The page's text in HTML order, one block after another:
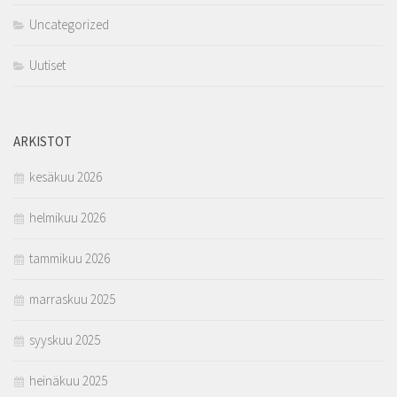
Uncategorized
Uutiset
ARKISTOT
kesäkuu 2026
helmikuu 2026
tammikuu 2026
marraskuu 2025
syyskuu 2025
heinäkuu 2025